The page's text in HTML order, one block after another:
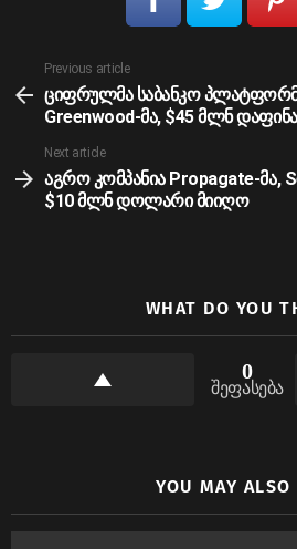
more
Previous article
ციფრულმა საბანკო
Greenwood-მა, $45 მლნ
Next article
აგრო კომპანია Propagate-მა,
$10 მლნ დოლარი მიიღო
WHAT DO YOU
0
შეფასება
YOU MAY ALSO